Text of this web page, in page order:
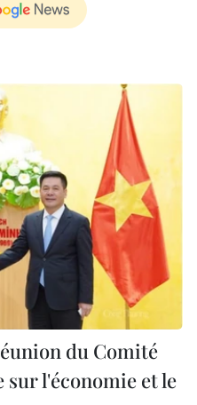
du Comité
l'économie et le